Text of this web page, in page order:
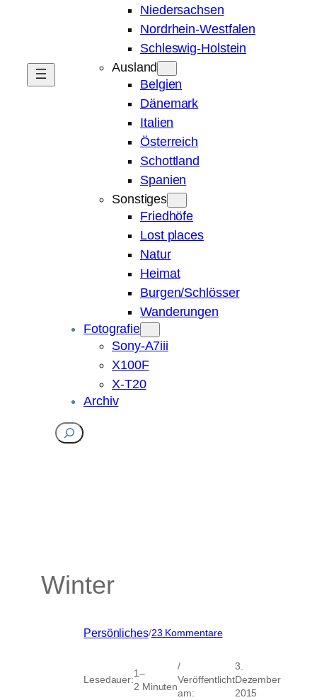
Niedersachsen
Nordrhein-Westfalen
Schleswig-Holstein
Ausland
Belgien
Dänemark
Italien
Österreich
Schottland
Spanien
Sonstiges
Friedhöfe
Lost places
Natur
Heimat
Burgen/Schlösser
Wanderungen
Fotografie
Sony-A7iii
X100F
X-T20
Archiv
Suchen
Winter
Persönliches/23 Kommentarezu
Lesedauer:
1–
2 Minuten
/
Veröffentlicht
am:
3.
Dezember
2015